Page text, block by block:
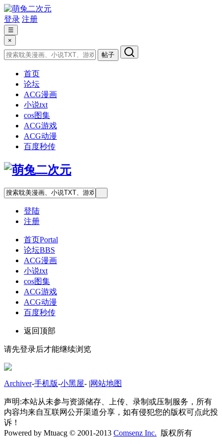
登录 注册
☰
×
帖子
首页
论坛
ACG漫画
小说txt
cos图集
ACG游戏
ACG动漫
百度秒传
登陆
注册
首页Portal
论坛BBS
ACG漫画
小说txt
cos图集
ACG游戏
ACG动漫
百度秒传
返回顶部
请先登录后才能继续浏览
Archiver-手机版-小黑屋- |网站地图
声明:本站从未参与资源储存、上传、录制或压制服务，所有
内容均来自互联网公开渠道分享，如有侵犯您的版权可点此投
诉！
Powered by Mtuacg © 2001-2013 Comsenz Inc. 版权所有